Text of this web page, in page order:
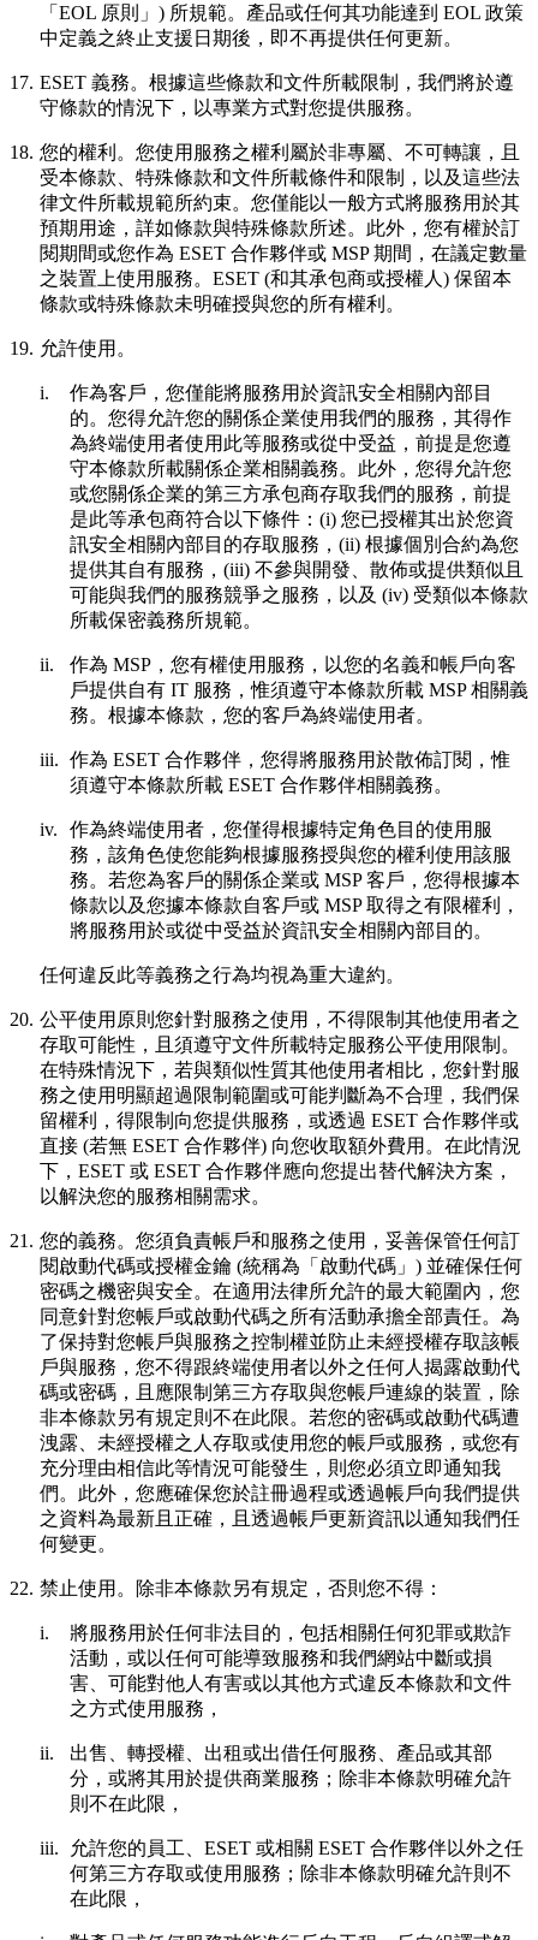
「EOL 原則」) 所規範。產品或任何其功能達到 EOL 政策
中定義之終止支援日期後，即不再提供任何更新。
17. ESET 義務。 根據這些條款和文件所載限制，我們將於遵
守條款的情況下，以專業方式對您提供服務。
18. 您的權利。 您使用服務之權利屬於非專屬、不可轉讓，且
受本條款、特殊條款和文件所載條件和限制，以及這些法
律文件所載規範所約束。您僅能以一般方式將服務用於其
預期用途，詳如條款與特殊條款所述。此外，您有權於訂
閱期間或您作為 ESET 合作夥伴或 MSP 期間，在議定數量
之裝置上使用服務。ESET (和其承包商或授權人) 保留本
條款或特殊條款未明確授與您的所有權利。
19. 允許使用。
i.
作為客戶，您僅能將服務用於資訊安全相關內部目
的。您得允許您的關係企業使用我們的服務，其得作
為終端使用者使用此等服務或從中受益，前提是您遵
守本條款所載關係企業相關義務。此外，您得允許您
或您關係企業的第三方承包商存取我們的服務，前提
是此等承包商符合以下條件：(i) 您已授權其出於您資
訊安全相關內部目的存取服務，(ii) 根據個別合約為您
提供其自有服務，(iii) 不參與開發、散佈或提供類似且
可能與我們的服務競爭之服務，以及 (iv) 受類似本條款
所載保密義務所規範。
ii.
作為 MSP，您有權使用服務，以您的名義和帳戶向客
戶提供自有 IT 服務，惟須遵守本條款所載 MSP 相關義
務。根據本條款，您的客戶為終端使用者。
iii. 作為 ESET 合作夥伴，您得將服務用於散佈訂閱，惟
須遵守本條款所載 ESET 合作夥伴相關義務。
iv.
作為終端使用者，您僅得根據特定角色目的使用服
務，該角色使您能夠根據服務授與您的權利使用該服
務。若您為客戶的關係企業或 MSP 客戶，您得根據本
條款以及您據本條款自客戶或 MSP 取得之有限權利，
將服務用於或從中受益於資訊安全相關內部目的。
任何違反此等義務之行為均視為重大違約。
20. 公平使用原則 您針對服務之使用，不得限制其他使用者之
存取可能性，且須遵守文件所載特定服務公平使用限制。
在特殊情況下，若與類似性質其他使用者相比，您針對服
務之使用明顯超過限制範圍或可能判斷為不合理，我們保
留權利，得限制向您提供服務，或透過 ESET 合作夥伴或
直接 (若無 ESET 合作夥伴) 向您收取額外費用。在此情況
下，ESET 或 ESET 合作夥伴應向您提出替代解決方案，
以解決您的服務相關需求。
21. 您的義務。 您須負責帳戶和服務之使用，妥善保管任何訂
閱啟動代碼或授權金鑰 (統稱為「 啟動代碼 」) 並確保任何
密碼之機密與安全。在適用法律所允許的最大範圍內，您
同意針對您帳戶或啟動代碼之所有活動承擔全部責任。為
了保持對您帳戶與服務之控制權並防止未經授權存取該帳
戶與服務，您不得跟終端使用者以外之任何人揭露啟動代
碼或密碼，且應限制第三方存取與您帳戶連線的裝置，除
非本條款另有規定則不在此限。若您的密碼或啟動代碼遭
洩露、未經授權之人存取或使用您的帳戶或服務，或您有
充分理由相信此等情況可能發生，則您必須立即通知我
們。此外，您應確保您於註冊過程或透過帳戶向我們提供
之資料為最新且正確，且透過帳戶更新資訊以通知我們任
何變更。
22. 禁止使用。 除非本條款另有規定，否則您不得：
i.
將服務用於任何非法目的，包括相關任何犯罪或欺詐
活動，或以任何可能導致服務和我們網站中斷或損
害、可能對他人有害或以其他方式違反本條款和文件
之方式使用服務，
ii.
出售、轉授權、出租或出借任何服務、產品或其部
分，或將其用於提供商業服務；除非本條款明確允許
則不在此限，
iii.
允許您的員工、ESET 或相關 ESET 合作夥伴以外之任
何第三方存取或使用服務；除非本條款明確允許則不
在此限，